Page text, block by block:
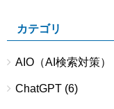
カテゴリ
AIO（AI検索対策）
ChatGPT (6)